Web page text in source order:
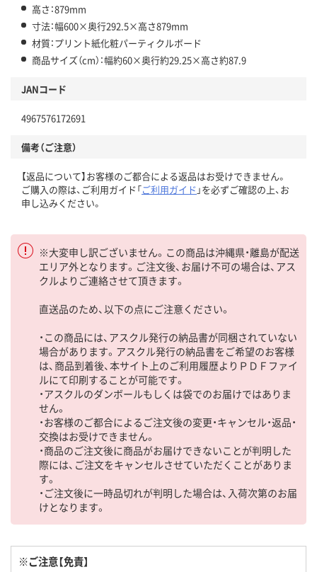
高さ：879mm
寸法：幅600×奥行292.5×高さ879mm
材質：プリント紙化粧パーティクルボード
商品サイズ（cm）：幅約60×奥行約29.25×高さ約87.9
JANコード
4967576172691
備考（ご注意）
【返品について】お客様のご都合による返品はお受けできません。
ご購入の際は、ご利用ガイド「ご利用ガイド 」を必ずご確認の上、お
申し込みください。
※大変申し訳ございません。この商品は沖縄県・離島が配送
エリア外となります。ご注文後、お届け不可の場合は、アス
クルよりご連絡させて頂きます。
直送品のため、以下の点にご注意ください。
・この商品には、アスクル発行の納品書が同梱されていない
場合があります。アスクル発行の納品書をご希望のお客様
は、商品到着後、本サイト上のご利用履歴よりＰＤＦファイ
ルにて印刷することが可能です。
・アスクルのダンボールもしくは袋でのお届けではありま
せん。
・お客様のご都合によるご注文後の変更・キャンセル・返品・
交換はお受けできません。
・商品のご注文後に商品がお届けできないことが判明した
際には、ご注文をキャンセルさせていただくことがありま
す。
・ご注文後に一時品切れが判明した場合は、入荷次第のお届
けとなります。
※ご注意【免責】